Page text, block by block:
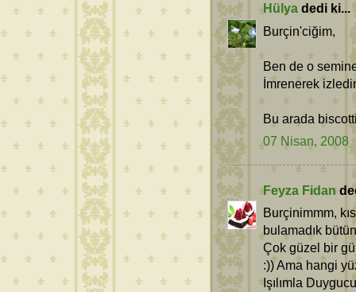
Hülya dedi ki...
Burçin'ciğim,
Ben de o
İmrenerek
Bu arada
07 Nisan, 2008
Feyza Fidan
Burçinimmm,
bulamadık
Çok güzel bir
:)) Ama hangi
Işılımla